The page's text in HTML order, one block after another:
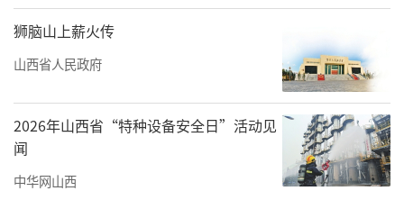
骨干35人，实现了住院医师一级独立手术率
100%。团队还打造了“山西名医工作室”，构
建了三维一体的人才培育体系，即便援期结
束，仍通过线上带教、定期返疆坐诊等方式持
续帮扶，真正留下了“带不走的医疗队伍”。
优教育资源点亮学子梦想
狮脑山上薪火传
山西省人民政府
2026年山西省“特种设备安全日”活动见
闻
中华网山西